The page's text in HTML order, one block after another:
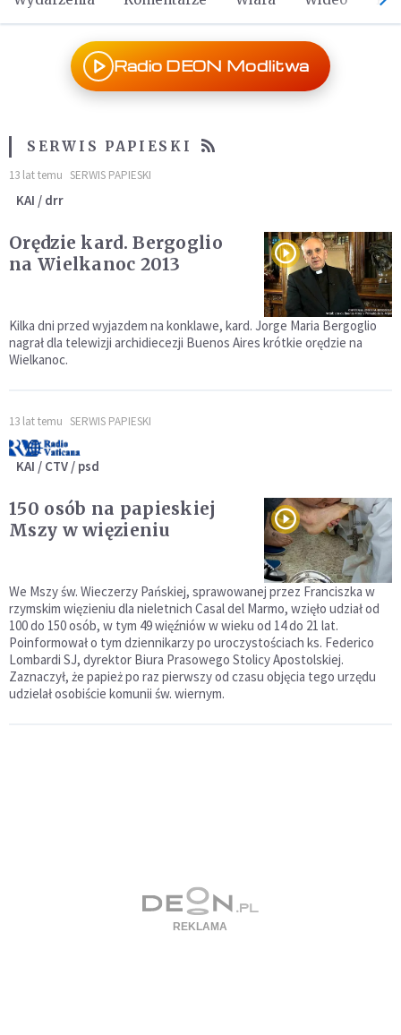
Radio DEON Modlitwa
SERWIS PAPIESKI
13 lat temu SERWIS PAPIESKI
KAI / drr
Orędzie kard. Bergoglio
na Wielkanoc 2013
Kilka dni przed wyjazdem na konklawe, kard. Jorge Maria Bergoglio
nagrał dla telewizji archidiecezji Buenos Aires krótkie orędzie na
Wielkanoc.
13 lat temu SERWIS PAPIESKI
KAI / CTV / psd
150 osób na papieskiej
Mszy w więzieniu
We Mszy św. Wieczerzy Pańskiej, sprawowanej przez Franciszka w
rzymskim więzieniu dla nieletnich Casal del Marmo, wzięło udział od
100 do 150 osób, w tym 49 więźniów w wieku od 14 do 21 lat.
Poinformował o tym dziennikarzy po uroczystościach ks. Federico
Lombardi SJ, dyrektor Biura Prasowego Stolicy Apostolskiej.
Zaznaczył, że papież po raz pierwszy od czasu objęcia tego urzędu
udzielał osobiście komunii św. wiernym.